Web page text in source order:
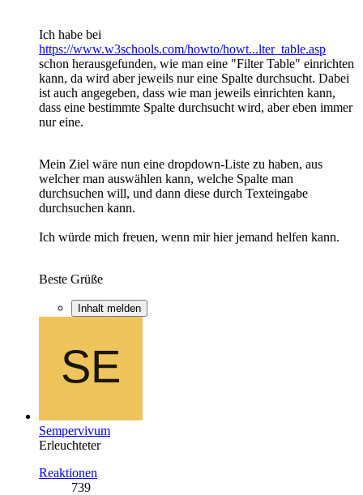
Ich habe bei
https://www.w3schools.com/howto/howt...lter_table.asp
schon herausgefunden, wie man eine "Filter Table" einrichten
kann, da wird aber jeweils nur eine Spalte durchsucht. Dabei
ist auch angegeben, dass wie man jeweils einrichten kann,
dass eine bestimmte Spalte durchsucht wird, aber eben immer
nur eine.
Mein Ziel wäre nun eine dropdown-Liste zu haben, aus
welcher man auswählen kann, welche Spalte man
durchsuchen will, und dann diese durch Texteingabe
durchsuchen kann.
Ich würde mich freuen, wenn mir hier jemand helfen kann.
Beste Grüße
Inhalt melden
Sempervivum
Erleuchteter
Reaktionen
739